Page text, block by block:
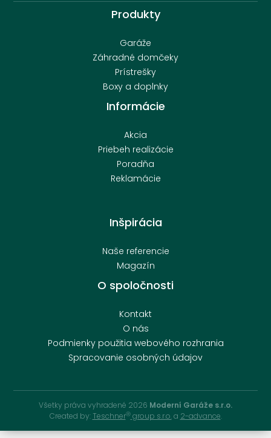
Produkty
Garáže
Záhradné domčeky
Prístrešky
Boxy a doplnky
Informácie
Akcia
Priebeh realizácie
Poradňa
Reklamácie
Inšpirácia
Naše referencie
Magazín
O spoločnosti
Kontakt
O nás
Podmienky použitia webového rozhrania
Spracovanie osobných údajov
Všetky práva vyhradené 2026 Moderní Garáže s.r.o.
Created by: TeschnerⓇgroup s.r.o.a 2-advance.